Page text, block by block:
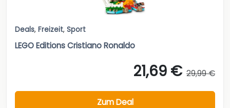
Deals, Freizeit, Sport
LEGO Editions Cristiano Ronaldo
21,69 € 29,99 €
Zum Deal